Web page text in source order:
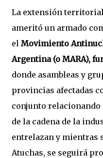
La extensión
ameritó un armado
el Movimiento
Argentina (o MARA),
donde asambleas y
provincias afectadas
conjunto relacionando
de la cadena de la
entrelazan y mientras
Atuchas, se seguirá